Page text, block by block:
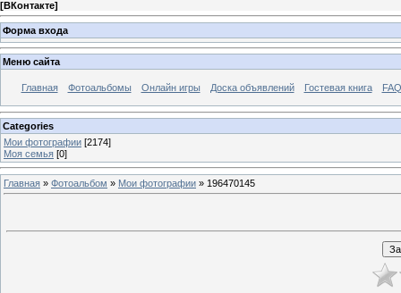
[ВКонтакте]
Форма входа
Меню сайта
Главная Фотоальбомы Онлайн игры Доска объявлений Гостевая книга
Categories
Мои фотографии [2174]
Моя семья [0]
Главная » Фотоальбом » Мои фотографии » 196470145